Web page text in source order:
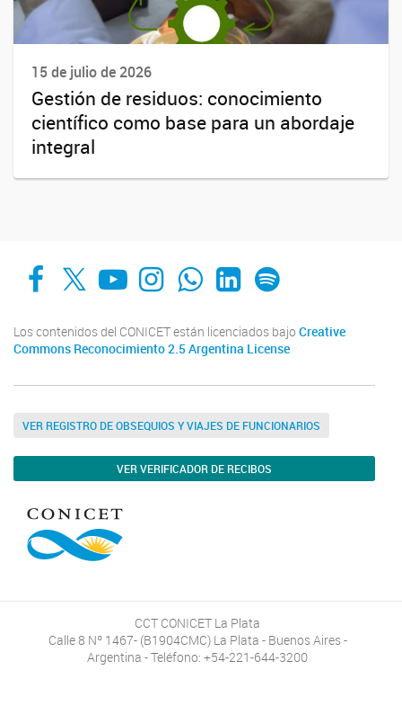
15 de julio de 2026
Gestión de residuos: conocimiento
científico como base para un abordaje
integral
Facebook
X YouTube
Instagram
Whats AppLinkedIn
Spotify
Los contenidos del CONICET están licenciados bajo Creative
Commons Reconocimiento 2.5 Argentina License
VER REGISTRO DE OBSEQUIOS Y VIAJES DE FUNCIONARIOS
VER VERIFICADOR DE RECIBOS
CCT CONICET La Plata
Calle 8 Nº 1467- (B1904CMC) La Plata - Buenos Aires -
Argentina - Teléfono: +54-221-644-3200